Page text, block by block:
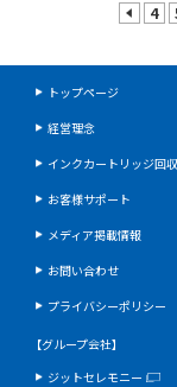
4
トップページ
経営理念
インクカートリッジ回収
お客様サポート
メディア掲載情報
お問い合わせ
プライバシーポリシー
【グループ会社】
ジットセレモニー